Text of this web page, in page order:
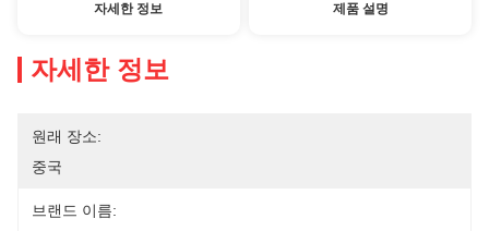
자세한 정보 제품 설명
자세한 정보
원래 장소:
중국
브랜드 이름: